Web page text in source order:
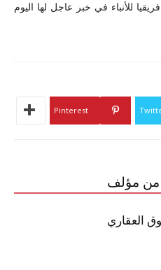
للأنباء في خبر عاجل لها اليوم
Pinterest
من مؤلف
العقاري